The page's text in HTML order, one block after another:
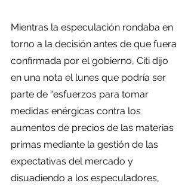
Mientras la especulación rondaba en
torno a la decisión antes de que fuera
confirmada por el gobierno, Citi dijo
en una nota el lunes que podría ser
parte de “esfuerzos para tomar
medidas enérgicas contra los
aumentos de precios de las materias
primas mediante la gestión de las
expectativas del mercado y
disuadiendo a los especuladores,